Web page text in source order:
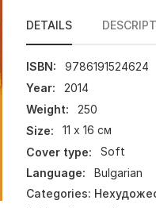
DETAILS
ISBN:
9786191524624
Year:
2014
Weight:
250
Size:
11 х 16 см
Cover type:
Soft
Language:
Bulgarian
Categories: